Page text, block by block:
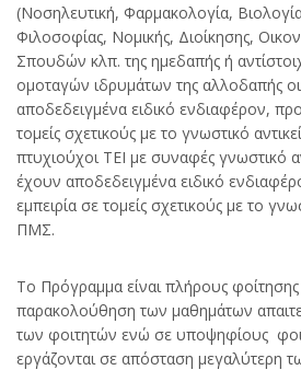
(Νοσηλευτική, Φαρμακολογία,
Φιλοσοφίας, Νομικής, Διοίκησης,
Σπουδών κλπ. της ημεδαπής ή
ομοταγών ιδρυμάτων της αλλοδαπής
αποδεδειγμένα ειδικό ενδιαφέρον,
τομείς σχετικούς με το γνωστικό
πτυχιούχοι ΤΕΙ με συναφές γνωστικό
έχουν αποδεδειγμένα ειδικό
εμπειρία σε τομείς σχετικούς με το
ΠΜΣ.
Το Πρόγραμμα είναι πλήρους
παρακολούθηση των μαθημάτων
των φοιτητών ενώ σε υποψηφίους
εργάζονται σε απόσταση μεγαλύτερη